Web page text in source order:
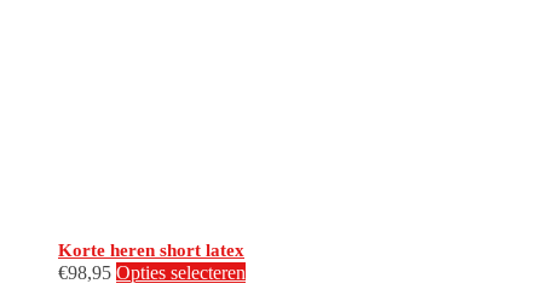
Korte heren short latex
€98,95 Opties selecteren